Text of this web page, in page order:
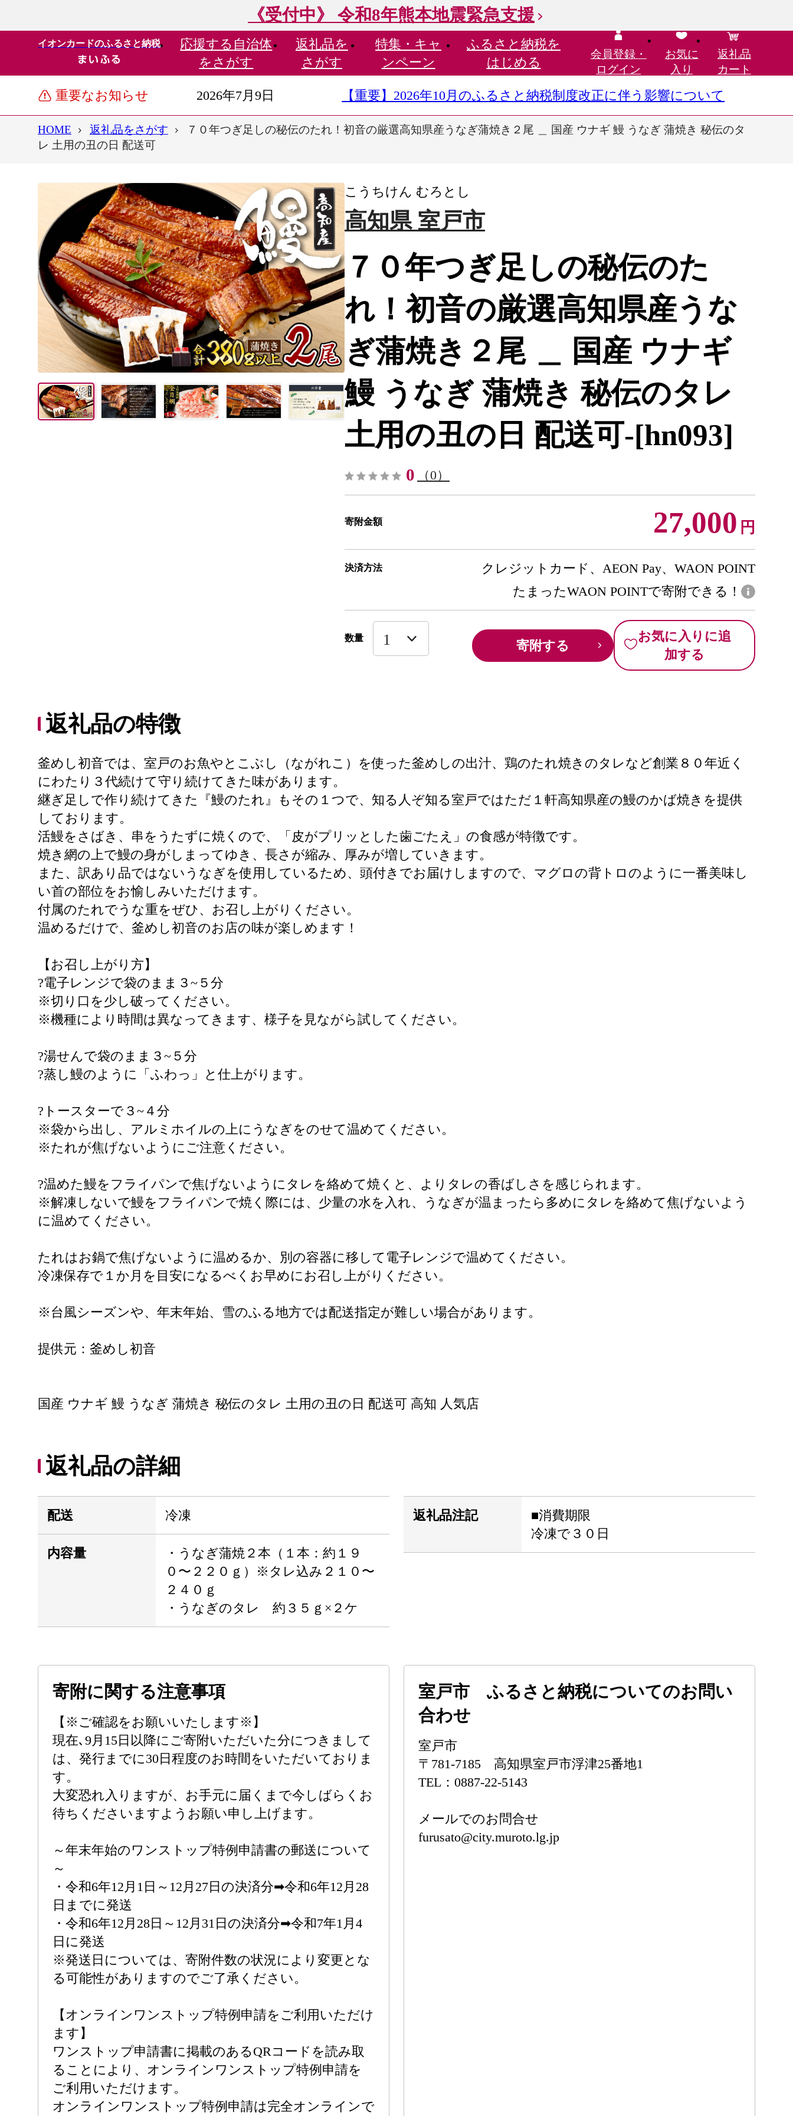
《受付中》 令和8年熊本地震緊急支援
イオンカードのふるさと納税 応援する 自治体
をさがす
返礼品を
さがす
特集・ キャ
ンペーン
ふるさと納税を
はじめる
会員登録・
ログイン
お気に
入り
返礼品
カート
重要なお知らせ 2026年7月9日 【重要】2026年10月のふるさと納税制度改正に伴う影響について
HOME 返礼品をさがす
７０年つぎ足しの秘伝のたれ！初音の厳選高知県産うなぎ蒲焼き２尾 ＿ 国産 ウナギ 鰻 うなぎ 蒲焼き 秘伝のタ
レ 土用の丑の日 配送可
こうちけん むろとし
高知県 室戸市
７０年つぎ足しの秘伝のた
れ！初音の厳選高知県産うな
ぎ蒲焼き２尾 ＿ 国産 ウナギ
鰻 うなぎ 蒲焼き 秘伝のタレ
土用の丑の日 配送可-[hn093]
0 （0）
寄附金額 27,000 円
決済方法
クレジットカード、AEON Pay、WAON POINT
たまったWAON POINTで寄附できる！
数量 寄附する
お気に入りに追
加する
返礼品の特徴
釜めし初音では、室戸のお魚やとこぶし（ながれこ）を使った釜めしの出汁、鶏のたれ焼きのタレなど創業８０年近く
にわたり３代続けて守り続けてきた味があります。
継ぎ足しで作り続けてきた『鰻のたれ』もその１つで、知る人ぞ知る室戸ではただ１軒高知県産の鰻のかば焼きを提供
しております。
活鰻をさばき、串をうたずに焼くので、「皮がプリッとした歯ごたえ」の食感が特徴です。
焼き網の上で鰻の身がしまってゆき、長さが縮み、厚みが増していきます。
また、訳あり品ではないうなぎを使用しているため、頭付きでお届けしますので、マグロの背トロのように一番美味し
い首の部位をお愉しみいただけます。
付属のたれでうな重をぜひ、お召し上がりください。
温めるだけで、釜めし初音のお店の味が楽しめます！
【お召し上がり方】
?電子レンジで袋のまま３~５分
※切り口を少し破ってください。
※機種により時間は異なってきます、様子を見ながら試してください。
?湯せんで袋のまま３~５分
?蒸し鰻のように「ふわっ」と仕上がります。
?トースターで３~４分
※袋から出し、アルミホイルの上にうなぎをのせて温めてください。
※たれが焦げないようにご注意ください。
?温めた鰻をフライパンで焦げないようにタレを絡めて焼くと、よりタレの香ばしさを感じられます。
※解凍しないで鰻をフライパンで焼く際には、少量の水を入れ、うなぎが温まったら多めにタレを絡めて焦げないよう
に温めてください。
たれはお鍋で焦げないように温めるか、別の容器に移して電子レンジで温めてください。
冷凍保存で１か月を目安になるべくお早めにお召し上がりください。
※台風シーズンや、年末年始、雪のふる地方では配送指定が難しい場合があります。
提供元：釜めし初音
国産 ウナギ 鰻 うなぎ 蒲焼き 秘伝のタレ 土用の丑の日 配送可 高知 人気店
返礼品の詳細
配送 冷凍
内容量
・うなぎ蒲焼２本（１本：約１９
０〜２２０ｇ）※タレ込み２１０〜
２４０ｇ
・うなぎのタレ 約３５ｇ×２ケ
返礼品注記
■消費期限
冷凍で３０日
寄附に関する注意事項
【※ご確認をお願いいたします※】
現在､9月15日以降にご寄附いただいた分につきまして
は、発行までに30日程度のお時間をいただいておりま
す。
大変恐れ入りますが、お手元に届くまで今しばらくお
待ちくださいますようお願い申し上げます。
～年末年始のワンストップ特例申請書の郵送について
～
・令和6年12月1日～12月27日の決済分➡令和6年12月28
日までに発送
・令和6年12月28日～12月31日の決済分➡令和7年1月4
日に発送
※発送日については、寄附件数の状況により変更とな
る可能性がありますのでご了承ください。
【オンラインワンストップ特例申請をご利用いただけ
ます】
ワンストップ申請書に掲載のあるQRコードを読み取
ることにより、オンラインワンストップ特例申請を
ご利用いただけます。
オンラインワンストップ特例申請は完全オンラインで
室戸市 ふるさと納税についてのお問い
合わせ
室戸市
〒781-7185 高知県室戸市浮津25番地1
TEL：0887-22-5143
メールでのお問合せ
furusato@city.muroto.lg.jp